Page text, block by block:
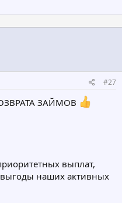
#27
ЗАЙМОВ
выплат,
наших активных